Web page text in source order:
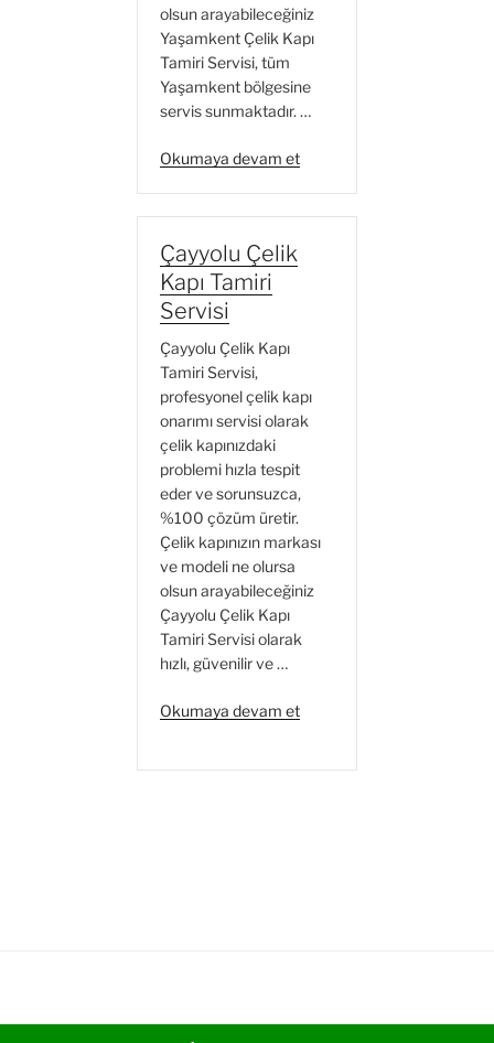
olsun arayabileceğiniz
Yaşamkent Çelik Kapı
Tamiri Servisi, tüm
Yaşamkent bölgesine
servis sunmaktadır. …
Okumaya devam et“Yaşamkent
Çayyolu Çelik
Kapı Tamiri
Servisi
Çayyolu Çelik Kapı
Tamiri Servisi,
profesyonel çelik kapı
onarımı servisi olarak
çelik kapınızdaki
problemi hızla tespit
eder ve sorunsuzca,
%100 çözüm üretir.
Çelik kapınızın markası
ve modeli ne olursa
olsun arayabileceğiniz
Çayyolu Çelik Kapı
Tamiri Servisi olarak
hızlı, güvenilir ve …
Okumaya devam et“Çayyolu